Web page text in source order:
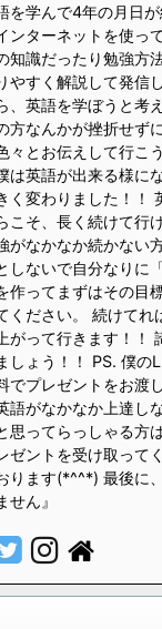
を学んで4年の月日が
ンターネットを使っ
知識だったり勉強方
やすく解説して発信
、英語を学ぼうと考
方なんかが挫折せず
々とお伝えして行こ
は英語が出来る様に
く変わりました！！
こそ、長く続けて行
がなかなか続かない
しないで自分なりに
作ってまずはその目
ください。 続けてれ
上がって行きます！！
しょう！！ PS. 僕の
でプレゼントをお渡
語がなかなか上達し
思ってらっしゃる方
ゼントを受け取って
ります(*^^*) 最後に
せん』